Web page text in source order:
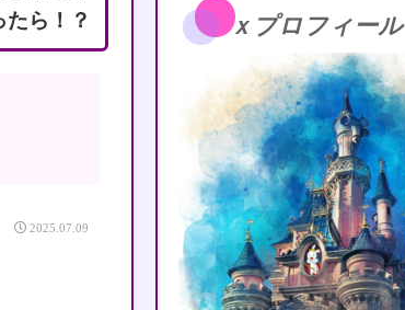
ら！？
2025.07.09
ｘプロフィール